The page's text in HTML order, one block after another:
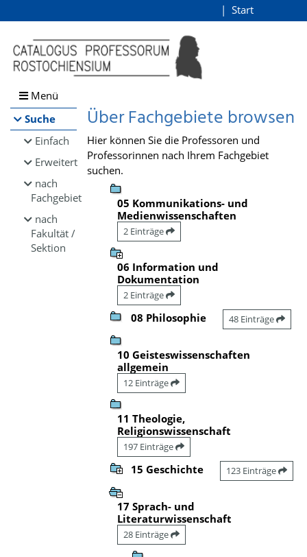
Browsen
direkt zum Inhalt
Start
Menü
Suche
Einfach
Erweitert
nach
Fachgebiet
nach
Fakultät /
Sektion
Über Fachgebiete browsen
Hier können Sie die Professoren und
Professorinnen nach Ihrem Fachgebiet
suchen.
05 Kommunikations- und
Medienwissenschaften
2 Einträge
06 Information und
Dokumentation
2 Einträge
08 Philosophie 48 Einträge
10 Geisteswissenschaften
allgemein
12 Einträge
11 Theologie,
Religionswissenschaft
197 Einträge
15 Geschichte 123 Einträge
17 Sprach- und
Literaturwissenschaft
28 Einträge